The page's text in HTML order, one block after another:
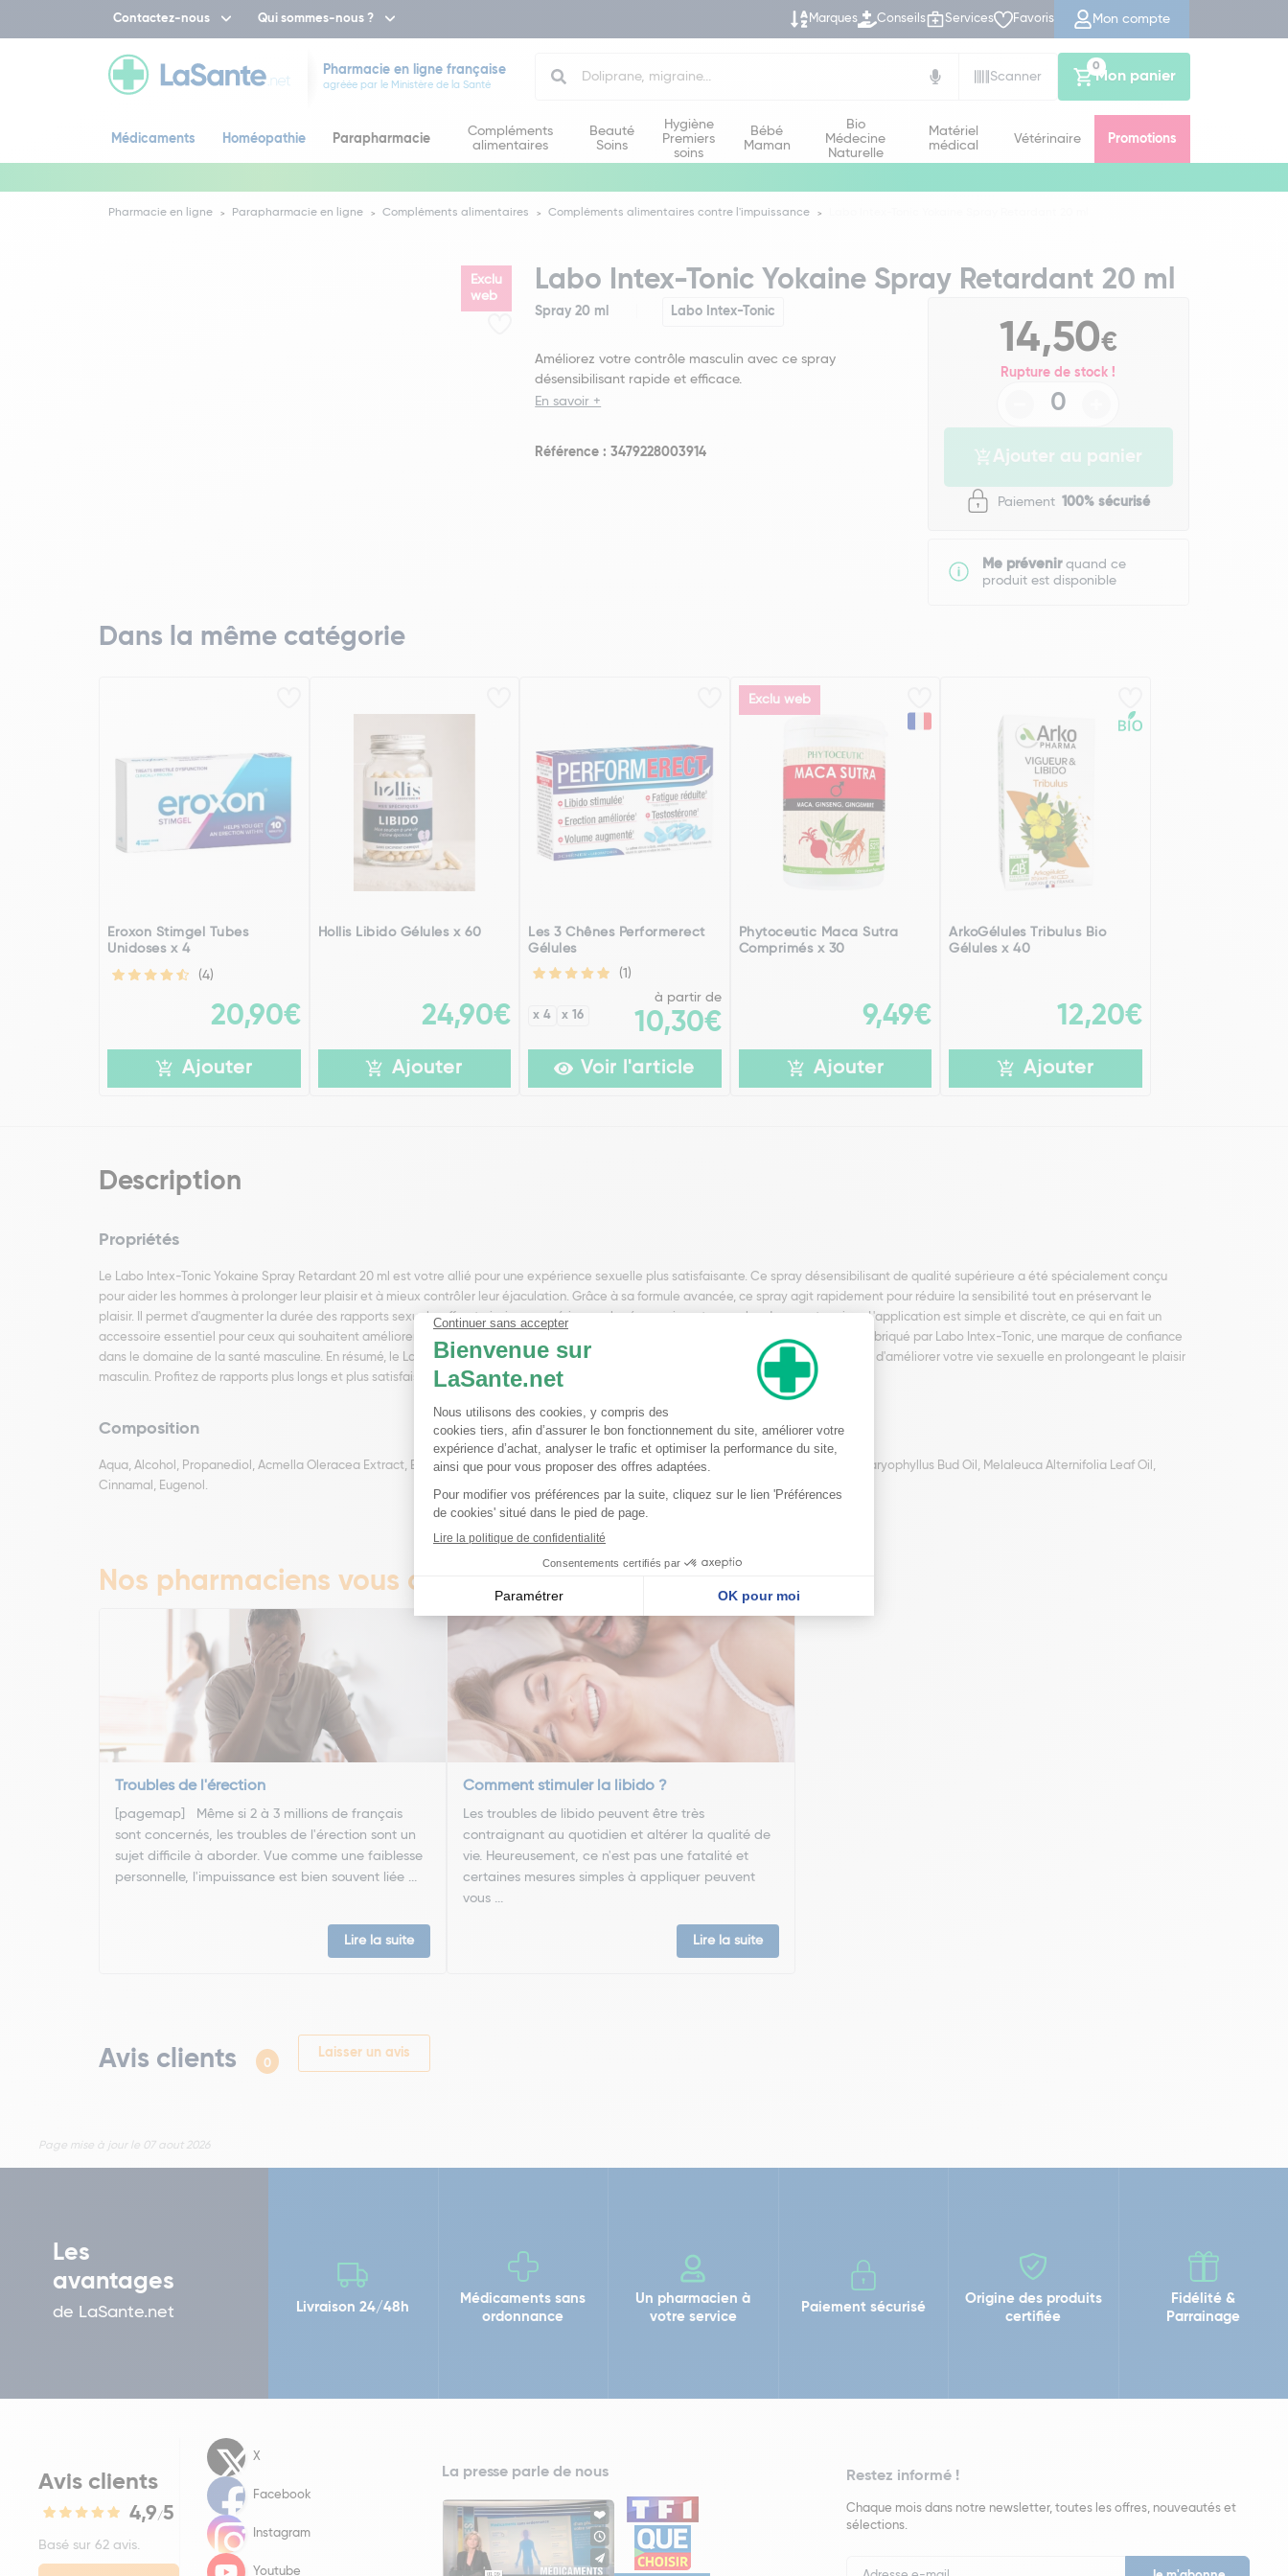
Contactez-nous Qui sommes-nous ? Marques Conseils Services Favoris Mon compte
Pharmacie en ligne française
agréée par le Ministère de la Santé
Scanner
Mon panier
0
Médicaments Homéopathie Parapharmacie
Compléments
alimentaires
Beauté
Soins
Hygiène
Premiers
soins
Bébé
Maman
Bio
Médecine
Naturelle
Matériel
médical
Vétérinaire Promotions
Pharmacie en ligne Parapharmacie en ligne Compléments alimentaires Compléments alimentaires contre l'impuissance
Exclu
web
Labo Intex-Tonic Yokaine Spray Retardant 20 ml
Spray 20 ml Labo Intex-Tonic
Améliorez votre contrôle masculin avec ce spray
désensibilisant rapide et efficace.
En savoir +
Référence : 3479228003914
14,50€
Rupture de stock !
Ajouter au panier
Paiement 100% sécurisé
Me prévenirquand ce
produit est disponible
Dans la même catégorie
Eroxon Stimgel Tubes
Unidoses x 4
(4)
20,90€
Ajouter
Hollis Libido Gélules x 60
24,90€
Ajouter
Les 3 Chênes Performerect
Gélules
(1)
x 4 x 16
à partir de
10,30€
Voir l'article
Exclu web
Phytoceutic Maca Sutra
Comprimés x 30
9,49€
Ajouter
ArkoGélules Tribulus Bio
Gélules x 40
12,20€
Ajouter
Description
Propriétés
Le Labo Intex-Tonic Yokaine Spray Retardant 20 ml est votre allié pour une expérience sexuelle plus satisfaisante. Ce spray désensibilisant de qualité supérieure a été spécialement conçu
pour aider les hommes à prolonger leur plaisir et à mieux contrôler leur éjaculation. Grâce à sa formule avancée, ce spray agit rapidement pour réduire la sensibilité tout en préservant le
plaisir. Il permet d'augmenter la durée des rapports sexuels, offrant ainsi une expérience plus épanouissante pour les deux partenaires. L'application est simple et discrète, ce qui en fait un
accessoire essentiel pour ceux qui souhaitent améliorer leur endurance sans tracas. Vous pouvez l'utiliser en toute confiance, car il est fabriqué par Labo Intex-Tonic, une marque de confiance
dans le domaine de la santé masculine. En résumé, le Labo Intex-Tonic Yokaine Spray Retardant 20 ml est un moyen efficace et pratique d'améliorer votre vie sexuelle en prolongeant le plaisir
masculin. Profitez de rapports plus longs et plus satisfaisants grâce à ce produit de qualité.
Composition
Aqua, Alcohol, Propanediol, Acmella Oleracea Extract, Ethyl Menthane Carboxamide, Menthol, Cinnamomum Cassia Leaf Oil, Eugenia Caryophyllus Bud Oil, Melaleuca Alternifolia Leaf Oil,
Cinnamal, Eugenol.
Nos pharmaciens vous conseillent
Troubles de l'érection
[pagemap] Même si 2 à 3 millions de français
sont concernés, les troubles de l'érection sont un
sujet difficile à aborder. Vue comme une faiblesse
personnelle, l'impuissance est bien souvent liée ...
Lire la suite
Comment stimuler la libido ?
Les troubles de libido peuvent être très
contraignant au quotidien et altérer la qualité de
vie. Heureusement, ce n'est pas une fatalité et
certaines mesures simples à appliquer peuvent
vous ...
Lire la suite
Avis clients 0
Laisser un avis
Page mise à jour le 07 aout 2026
Les
avantages
de LaSante.net Livraison 24/48h
Médicaments sans
ordonnance
Un pharmacien à
votre service
Paiement sécurisé
Origine des produits
certifiée
Fidélité &
Parrainage
Avis clients
4,9/5
Basé sur 62 avis.
X
Facebook
Instagram
Youtube
La presse parle de nous Restez informé !
Chaque mois dans notre newsletter, toutes les offres, nouveautés et
sélections.
Newsletter